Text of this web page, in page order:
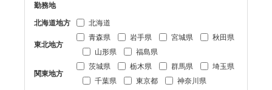
勤務地
北海道地方
北海道
東北地方
青森県 岩手県 宮城県
秋田県
山形県
福島県
関東地方
茨城県 栃木県 群馬県
埼玉県
千葉県
東京都 神奈川県